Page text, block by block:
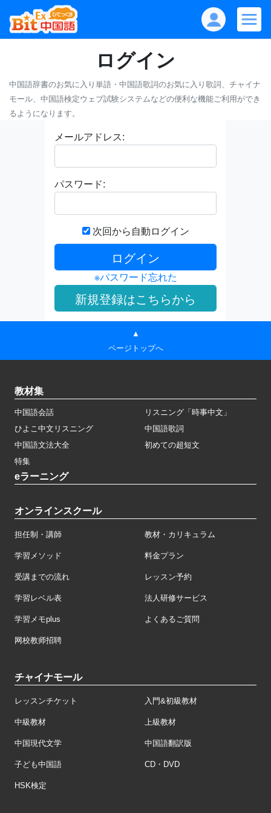
ログイン
中国語辞書のお気に入り単語・中国語歌詞のお気に入り歌詞、チャイナ
モール、中国語検定ウェブ試験システムなどの便利な機能ご利用ができ
るようになります。
メールアドレス:
パスワード:
次回から自動ログイン
※パスワード忘れた
▲
ページトップへ
教材集
中国語会話
リスニング「時事中文」
ひよこ中文リスニング
中国語歌詞
中国語文法大全
初めての超短文
特集
eラーニング
オンラインスクール
担任制・講師 教材・カリキュラム
学習メソッド 料金プラン
受講までの流れ レッスン予約
学習レベル表 法人研修サービス
学習メモplus よくあるご質問
网校教师招聘
チャイナモール
レッスンチケット 入門&初級教材
中級教材 上級教材
中国現代文学 中国語翻訳版
子ども中国語 CD・DVD
HSK検定